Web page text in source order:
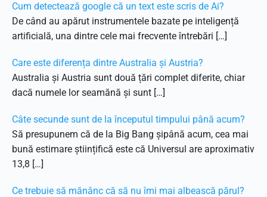
Cum detectează google că un text este scris de Ai?
De când au apărut instrumentele bazate pe inteligență
artificială, una dintre cele mai frecvente întrebări […]
Care este diferența dintre Australia și Austria?
Australia și Austria sunt două țări complet diferite, chiar
dacă numele lor seamănă și sunt […]
Câte secunde sunt de la începutul timpului până acum?
Să presupunem că de la Big Bang șipână acum, cea mai
bună estimare științifică este că Universul are aproximativ
13,8 […]
Ce trebuie să mănânc că să nu îmi mai albească părul?